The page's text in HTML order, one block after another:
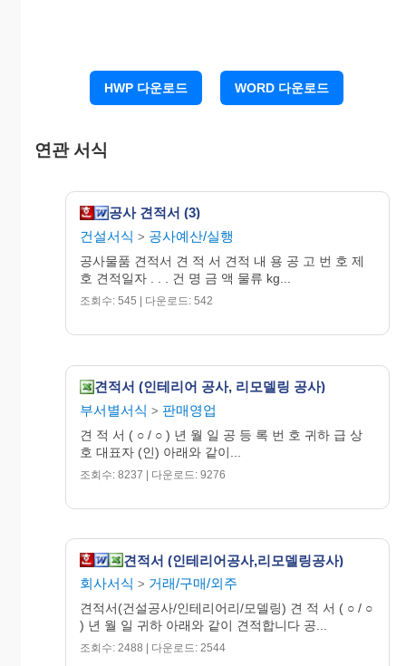
붙 임 : 산출내역서(50억원이상 공사의 경우) 1
견 적 자 (인)
HWP 다운로드 WORD 다운로드
연관 서식
공사 견적서 (3)
건설서식 > 공사예산/실행
공사물품 견적서 견 적 서 견적 내 용 공 고 번 호 제
호 견적일자 . . . 건 명 금 액 물류 kg...
조회수: 545 | 다운로드: 542
견적서 (인테리어 공사, 리모델링 공사)
부서별서식 > 판매영업
견 적 서 ( ○ / ○ ) 년 월 일 공 등 록 번 호 귀하 급 상
호 대표자 (인) 아래와 같이...
조회수: 8237 | 다운로드: 9276
견적서 (인테리어공사,리모델링공사)
회사서식 > 거래/구매/외주
견적서(건설공사/인테리어리/모델링) 견 적 서 ( ○ / ○
) 년 월 일 귀하 아래와 같이 견적합니다 공...
조회수: 2488 | 다운로드: 2544